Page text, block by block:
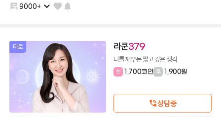
9000+
타로 라쿤379
나를 깨우는 짧고 깊은 생각
선 1,700코인 후 1,900원
상담중